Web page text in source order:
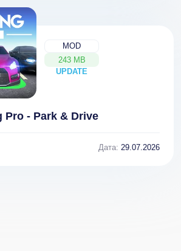
MOD
243 MB
UPDATE
NEW
Pro - Park & Drive
Дата: 29.07.2026